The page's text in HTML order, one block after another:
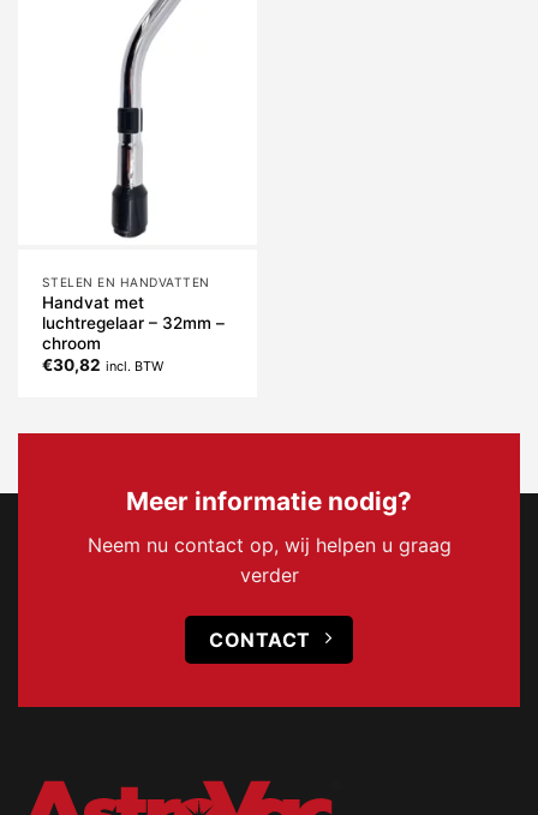
STELEN EN HANDVATTEN
Handvat met
luchtregelaar – 32mm –
chroom
€30,82 incl. BTW
Meer informatie nodig?
Neem nu contact op, wij helpen u graag
verder
CONTACT